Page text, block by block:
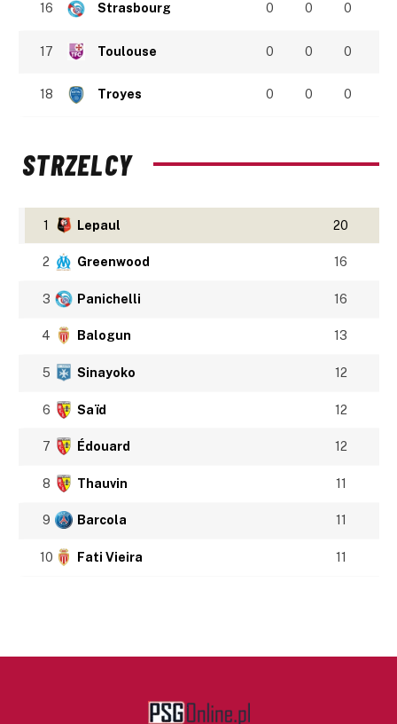
16 Strasbourg 0 0 0
17 Toulouse 0 0 0
18 Troyes 0 0 0
STRZELCY
1 Lepaul 20
2 Greenwood 16
3 Panichelli 16
4 Balogun 13
5 Sinayoko 12
6 Saïd 12
7 Édouard 12
8 Thauvin 11
9 Barcola 11
10 Fati Vieira 11